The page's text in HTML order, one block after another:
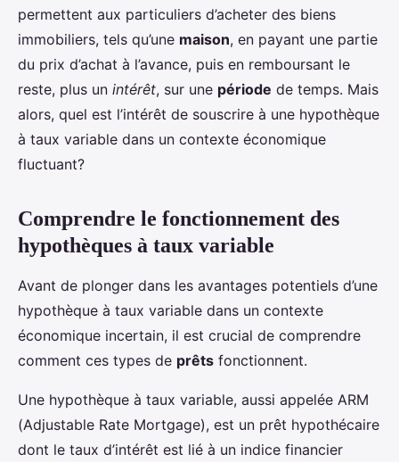
Maryam•2 mai 2024• 6 min de lecture
permettent aux particuliers d’acheter des biens
immobiliers, tels qu’une maison, en payant une partie
du prix d’achat à l’avance, puis en remboursant le
reste, plus un intérêt, sur une période de temps. Mais
alors, quel est l’intérêt de souscrire à une hypothèque
à taux variable dans un contexte économique
fluctuant?
Comprendre le fonctionnement des
hypothèques à taux variable
Avant de plonger dans les avantages potentiels d’une
hypothèque à taux variable dans un contexte
économique incertain, il est crucial de comprendre
comment ces types de prêts fonctionnent.
Une hypothèque à taux variable, aussi appelée ARM
(Adjustable Rate Mortgage), est un prêt hypothécaire
dont le taux d’intérêt est lié à un indice financier